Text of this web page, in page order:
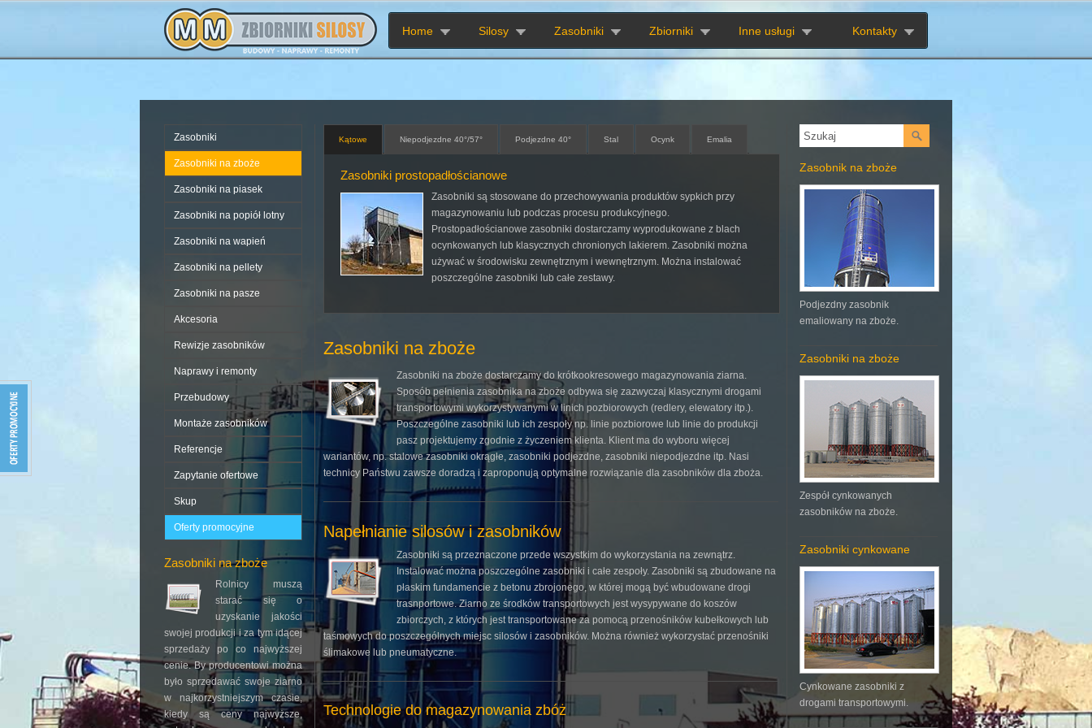
Home Silosy Zasobniki Zbiorniki Inne usługi Kontakty
Zasobniki
Zasobniki na zboże
Zasobniki na piasek
Zasobniki na popiół lotny
Zasobniki na wapień
Zasobniki na pellety
Zasobniki na pasze
Akcesoria
Rewizje zasobników
Naprawy i remonty
Przebudowy
Montaże zasobników
Referencje
Zapytanie ofertowe
Skup
Oferty promocyjne
Zasobniki na zboże
Rolnicy muszą
starać się o
uzyskanie jakości
swojej produkcji i za tym idącej
sprzedaży po co najwyższej
cenie. By producentowi można
było sprzedawać swoje ziarno
w najkorzystniejszym czasie,
kiedy są ceny najwyższe,
Kątowe Niepodjezdne 40°/57° Podjezdne 40° Stal Ocynk Emalia
Zasobniki prostopadłościanowe
Zasobniki są stosowane do przechowywania produktów sypkich przy
magazynowaniu lub podczas procesu produkcyjnego.
Prostopadłościanowe zasobniki dostarczamy wyprodukowane z blach
ocynkowanych lub klasycznych chronionych lakierem. Zasobniki można
używać w środowisku zewnętrznym i wewnętrznym. Można instalować
poszczególne zasobniki lub całe zestawy.
Zasobniki na zboże
Zasobniki na zboże dostarczamy do krótkookresowego magazynowania ziarna.
Sposób pełnienia zasobnika na zboże odbywa się zazwyczaj klasycznymi drogami
transportowymi wykorzystywanymi w linich pozbiorowych (redlery, elewatory itp.).
Poszczególne zasobniki lub ich zespoły np. linie pozbiorowe lub linie do produkcji
pasz projektujemy zgodnie z życzeniem klienta. Klient ma do wyboru więcej
wariantów, np. stalowe zasobniki okrągłe, zasobniki podjezdne, zasobniki niepodjezdne itp. Nasi
technicy Państwu zawsze doradzą i zaproponują optymalne rozwiązanie dla zasobników dla zboża.
Napełnianie silosów i zasobników
Zasobniki są przeznaczone przede wszystkim do wykorzystania na zewnątrz.
Instalować można poszczególne zasobniki i całe zespoły. Zasobniki są zbudowane na
płaskim fundamencie z betonu zbrojonego, w której mogą być wbudowane drogi
trasnportowe. Ziarno ze środków transportowych jest wysypywane do koszów
zbiorczych, z których jest transportowane za pomocą przenośników kubełkowych lub
taśmowych do poszczególnych miejsc silosów i zasobników. Można również wykorzystać przenośniki
ślimakowe lub pneumatyczne.
Technologie do magazynowania zbóż
Zasobnik na zboże
Podjezdny zasobnik
emaliowany na zboże.
Zasobniki na zboże
Zespół cynkowanych
zasobników na zboże.
Zasobniki cynkowane
Cynkowane zasobniki z
drogami transportowymi.